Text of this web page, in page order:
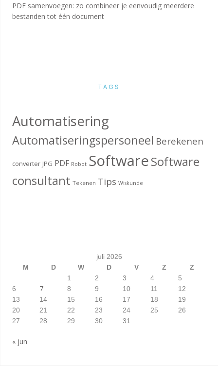
PDF samenvoegen: zo combineer je eenvoudig meerdere
bestanden tot één document
TAGS
Automatisering
Automatiseringspersoneel Berekenen
converter JPG PDF Robot SoftwareSoftware
consultant Tekenen Tips Wiskunde
juli 2026
M
D W D V Z
Z
1
2 3 4
5
6
7 8 9 10 11
12
13
14 15 16 17 18
19
20
21 22 23 24 25
26
27
28 29 30 31
« jun